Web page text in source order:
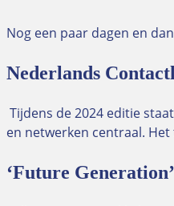
Nog een paar dagen en
Nederlands
Tijdens de 2024 editie
en netwerken centraal.
‘Future Generation’